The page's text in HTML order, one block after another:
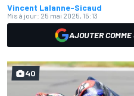
Vincent Lalanne-Sicaud
Mis à jour: 25 mai 2025, 15:13
AJOUTER
40